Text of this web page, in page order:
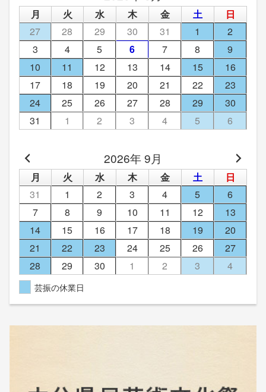
月 火 水 木 金 土
日
27
28 29 30 31 1
2
3
4 5 6 7 8
9
10
11 12 13 14 15
16
17
18 19 20 21 22
23
24
25 26 27 28 29
30
31
1 2 3 4 5 6
2026年 9月
月 火 水 木 金 土
日
31
1 2 3 4 5
6
7
8 9 10 11 12
13
14
15 16 17 18 19
20
21
22 23 24 25 26
27
28
29 30 1 2 3 4
芸振の休業日